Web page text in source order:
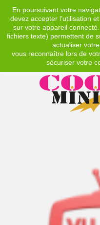
En poursuivant votre
devez accepter l’utilisation
sur votre appareil
fichiers texte) permettent de
actualiser votre
vous reconnaître lors de
sécuriser votre
EUR